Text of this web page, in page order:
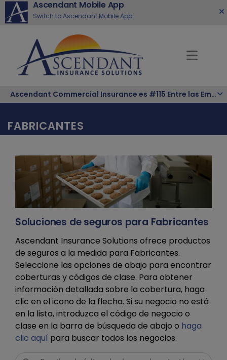
Ascendant Mobile App
Switch to Ascendant Mobile App
Ascendant Commercial Insurance es #115 Entre las Empresas Hispanas Más Grandes de la Nación
FABRICANTES
Soluciones de seguros para Fabricantes
Ascendant Insurance Solutions ofrece productos
de seguros a la medida para Fabricantes.
Seleccione las opciones de abajo para encontrar
coberturas y códigos de clase. Para obtener
información detallada sobre la cobertura, haga
clic en el icono de la flecha. Si su negocio no está
en la lista, introduzca el código de negocio o
clase en la barra de búsqueda de abajo o haga
clic aquí para buscar todos los negocios.